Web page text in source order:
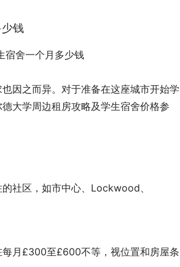
钱
因之而异。对于准备在这座城市开始学
大学周边租房攻略及学生宿舍价格参
社区，如市中心、Lockwood、
月£300至£600不等，视位置和房屋条